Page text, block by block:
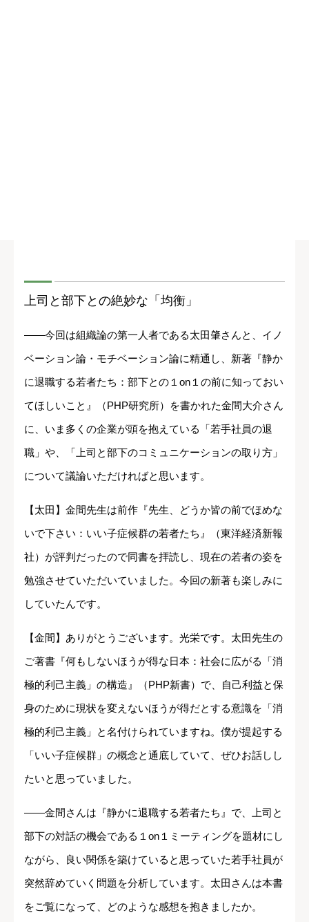
上司と部下との絶妙な「均衡」
――今回は組織論の第一人者である太田肇さんと、イノ
ベーション論・モチベーション論に精通し、新著『静か
に退職する若者たち：部下との１on１の前に知っておい
てほしいこと』（PHP研究所）を書かれた金間大介さん
に、いま多くの企業が頭を抱えている「若手社員の退
職」や、「上司と部下のコミュニケーションの取り方」
について議論いただければと思います。
【太田】金間先生は前作『先生、どうか皆の前でほめな
いで下さい：いい子症候群の若者たち』（東洋経済新報
社）が評判だったので同書を拝読し、現在の若者の姿を
勉強させていただいていました。今回の新著も楽しみに
していたんです。
【金間】ありがとうございます。光栄です。太田先生の
ご著書『何もしないほうが得な日本：社会に広がる「消
極的利己主義」の構造』（PHP新書）で、自己利益と保
身のために現状を変えないほうが得だとする意識を「消
極的利己主義」と名付けられていますね。僕が提起する
「いい子症候群」の概念と通底していて、ぜひお話しし
たいと思っていました。
――金間さんは『静かに退職する若者たち』で、上司と
部下の対話の機会である１on１ミーティングを題材にし
ながら、良い関係を築けていると思っていた若手社員が
突然辞めていく問題を分析しています。太田さんは本書
をご覧になって、どのような感想を抱きましたか。